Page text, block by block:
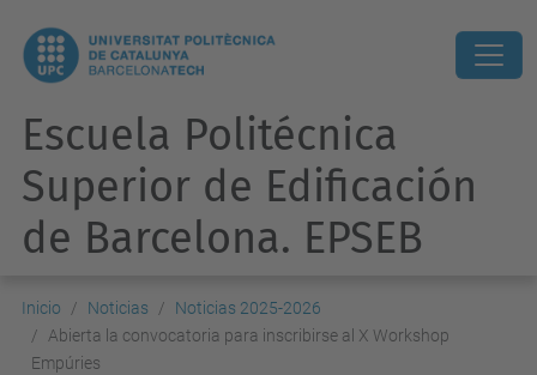
Escuela Politécnica
Superior de Edificación
de Barcelona. EPSEB
Inicio Noticias
Noticias 2025-2026
Abierta la convocatoria para inscribirse al X Workshop
Empúries